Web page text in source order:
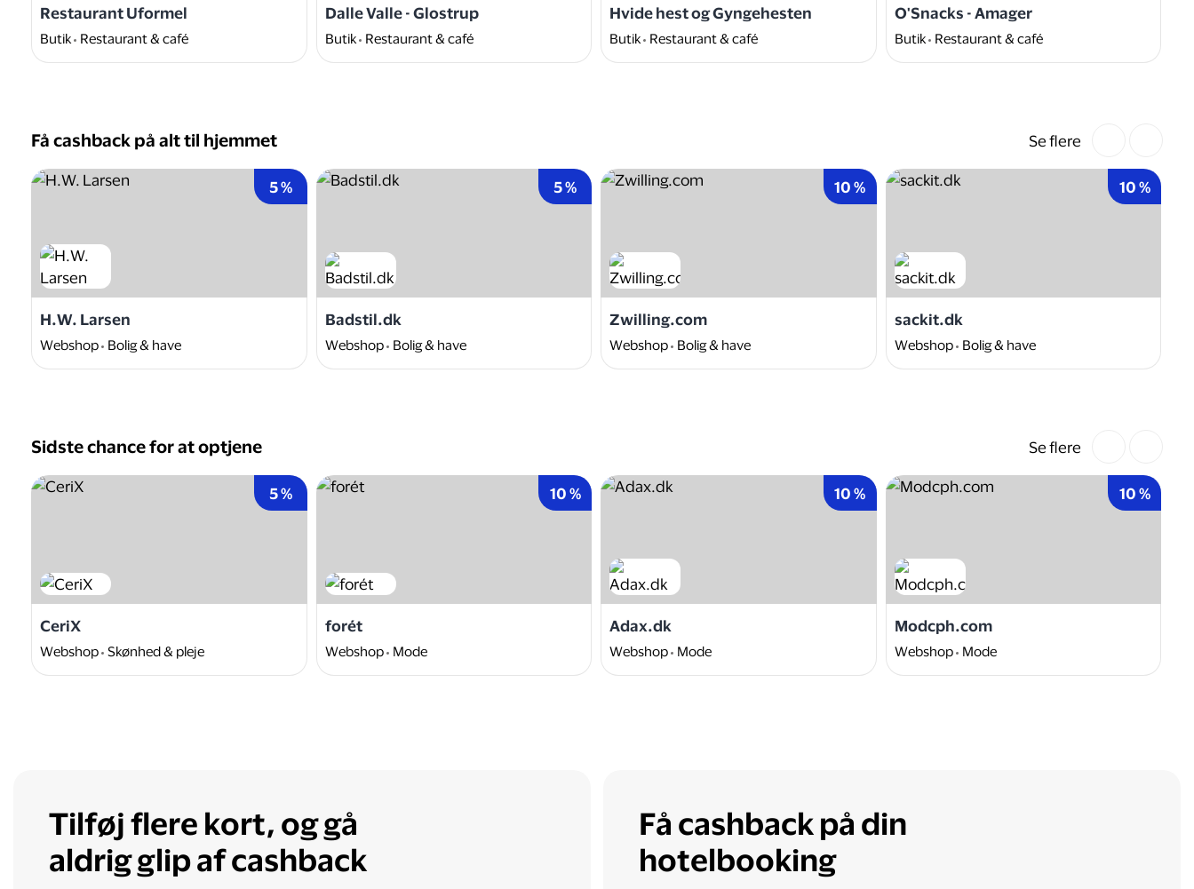
Restaurant Uformel
Butik Restaurant & café
Dalle Valle - Glostrup
Butik Restaurant & café
Hvide hest og Gyngehesten
Butik Restaurant & café
O'Snacks - Amager
Butik Restaurant & café
Få cashback på alt til hjemmet
5 %
H.W. Larsen
Webshop Bolig & have
5 %
Badstil.dk
Webshop Bolig & have
10 %
Zwilling.com
Webshop Bolig & have
10 %
sackit.dk
Webshop Bolig & have
Se flere
Sidste chance for at optjene
5 %
CeriX
Webshop Skønhed & pleje
10 %
forét
Webshop Mode
10 %
Adax.dk
Webshop Mode
10 %
Modcph.com
Webshop Mode
Se flere
Tilføj flere kort, og gå
aldrig glip af cashback
Få cashback på din
hotelbooking